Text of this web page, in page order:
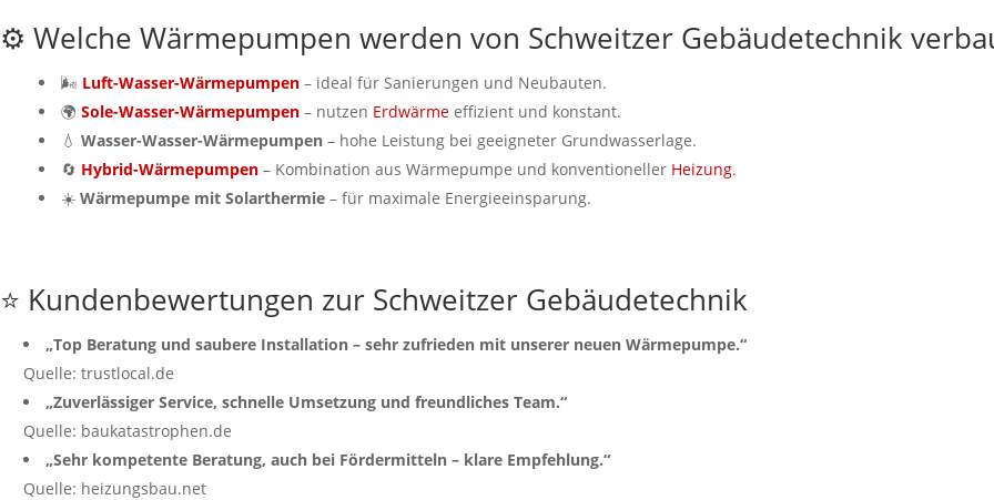
⚙️ Welche Wärmepumpen werden von Schweitzer Gebäudetechnik
🌬️ Luft-Wasser-Wärmepumpen – ideal für Sanierungen und Neubauten.
🌍 Sole-Wasser-Wärmepumpen – nutzen Erdwärme effizient und konstant.
💧 Wasser-Wasser-Wärmepumpen – hohe Leistung bei geeigneter Grundwasserlage.
🔄 Hybrid-Wärmepumpen – Kombination aus Wärmepumpe und konventioneller Heizung.
☀️ Wärmepumpe mit Solarthermie – für maximale Energieeinsparung.
⭐ Kundenbewertungen zur Schweitzer Gebäudetechnik
„Top Beratung und saubere Installation – sehr zufrieden mit unserer neuen Wärmepumpe.“
Quelle: trustlocal.de
„Zuverlässiger Service, schnelle Umsetzung und freundliches Team.“
Quelle: baukatastrophen.de
„Sehr kompetente Beratung, auch bei Fördermitteln – klare Empfehlung.“
Quelle: heizungsbau.net